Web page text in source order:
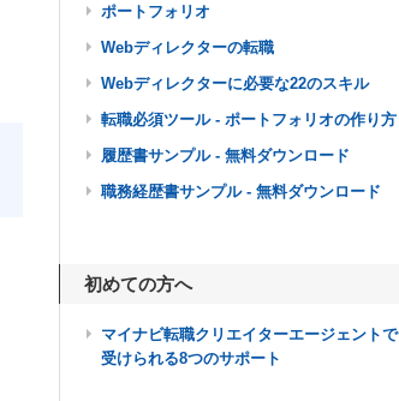
ポートフォリオ
Webディレクターの転職
Webディレクターに必要な22のスキル
転職必須ツール - ポートフォリオの作り方
履歴書サンプル - 無料ダウンロード
職務経歴書サンプル - 無料ダウンロード
初めての方へ
マイナビ転職クリエイターエージェントで
受けられる8つのサポート